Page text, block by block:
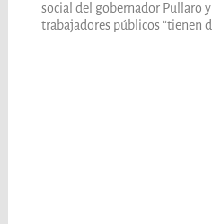
social del gobernador Pullaro
trabajadores públicos “tienen